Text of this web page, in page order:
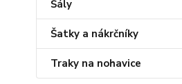
Šály
Šatky a nákrčníky
Traky na nohavice